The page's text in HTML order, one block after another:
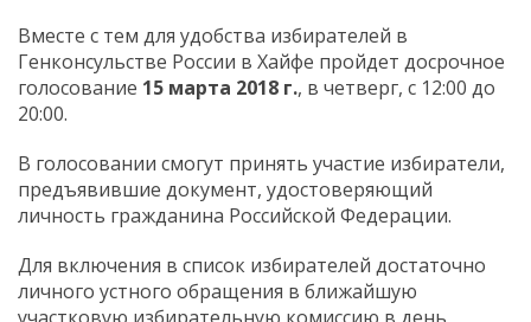
Вместе с тем для удобства избирателей в
Генконсульстве России в Хайфе пройдет досрочное
голосование 15 марта 2018 г., в четверг, с 12:00 до
20:00.
В голосовании смогут принять участие избиратели,
предъявившие документ, удостоверяющий
личность гражданина Российской Федерации.
Для включения в список избирателей достаточно
личного устного обращения в ближайшую
участковую избирательную комиссию в день